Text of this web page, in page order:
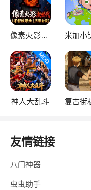
像素火影次世代
神人大乱斗
友情链接
八门神器
虫虫助手